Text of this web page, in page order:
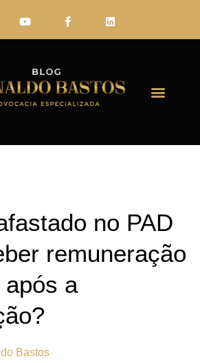
no PAD
remuneração
a
Bastos